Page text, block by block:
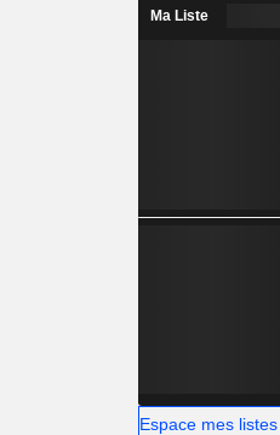
Ma Liste
Espace mes listes